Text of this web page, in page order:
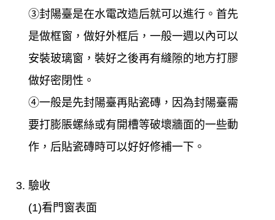
③封陽臺是在水電改造后就可以進行。首先
是做框窗，做好外框后，一般一週以內可以
安裝玻璃窗，裝好之後再有縫隙的地方打膠
做好密閉性。
④一般是先封陽臺再貼瓷磚，因為封陽臺需
要打膨脹螺絲或有開槽等破壞牆面的一些動
作，后貼瓷磚時可以好好修補一下。
驗收
(1)看門窗表面